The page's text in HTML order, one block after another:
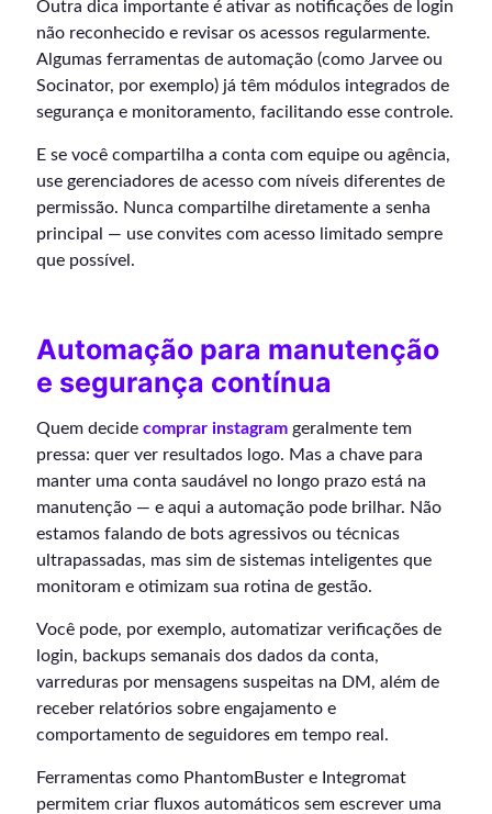
Outra dica importante é ativar as notificações de login
não reconhecido e revisar os acessos regularmente.
Algumas ferramentas de automação (como Jarvee ou
Socinator, por exemplo) já têm módulos integrados de
segurança e monitoramento, facilitando esse controle.
E se você compartilha a conta com equipe ou agência,
use gerenciadores de acesso com níveis diferentes de
permissão. Nunca compartilhe diretamente a senha
principal — use convites com acesso limitado sempre
que possível.
Automação para manutenção
e segurança contínua
Quem decide comprar instagram geralmente tem
pressa: quer ver resultados logo. Mas a chave para
manter uma conta saudável no longo prazo está na
manutenção — e aqui a automação pode brilhar. Não
estamos falando de bots agressivos ou técnicas
ultrapassadas, mas sim de sistemas inteligentes que
monitoram e otimizam sua rotina de gestão.
Você pode, por exemplo, automatizar verificações de
login, backups semanais dos dados da conta,
varreduras por mensagens suspeitas na DM, além de
receber relatórios sobre engajamento e
comportamento de seguidores em tempo real.
Ferramentas como PhantomBuster e Integromat
permitem criar fluxos automáticos sem escrever uma